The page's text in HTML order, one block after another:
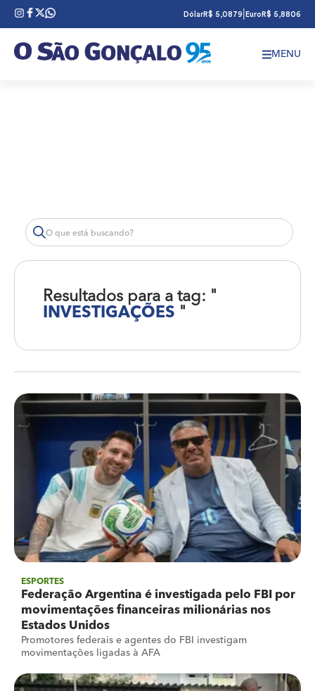
DólarR$ 5,0879 Euro R$ 5,8806
MENU
Resultados para a tag: "
INVESTIGAÇÕES "
ESPORTES
Federação Argentina é investigada pelo FBI por
movimentações financeiras milionárias nos
Estados Unidos
Promotores federais e agentes do FBI investigam
movimentações ligadas à AFA